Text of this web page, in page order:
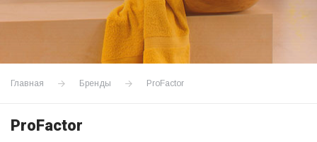
Главная Бренды ProFactor
ProFactor